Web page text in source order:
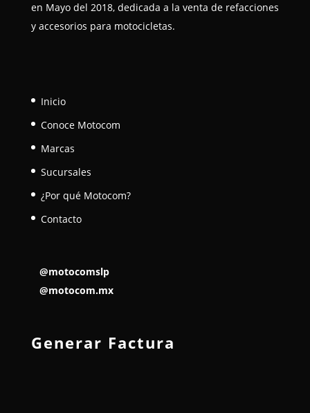
en Mayo del 2018, dedicada a la venta de refacciones
y accesorios para motocicletas.
Inicio
Conoce Motocom
Marcas
Sucursales
¿Por qué Motocom?
Contacto
@motocomslp
@motocom.mx
Generar Factura